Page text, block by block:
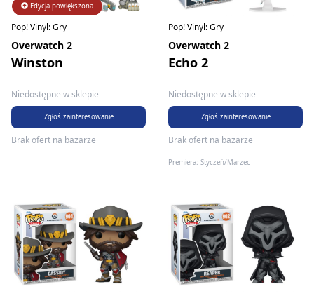
Edycja powiększona
Pop! Vinyl: Gry
Overwatch 2
Winston
Niedostępne w sklepie
Zgłoś zainteresowanie
Brak ofert na bazarze
Pop! Vinyl: Gry
Overwatch 2
Echo 2
Niedostępne w sklepie
Zgłoś zainteresowanie
Brak ofert na bazarze
Premiera: Styczeń/Marzec